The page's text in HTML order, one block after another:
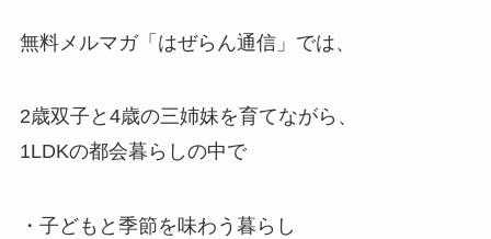
無料メルマガ「はぜらん通信」では、
2歳双子と4歳の三姉妹を育てながら、
1LDKの都会暮らしの中で
・子どもと季節を味わう暮らし